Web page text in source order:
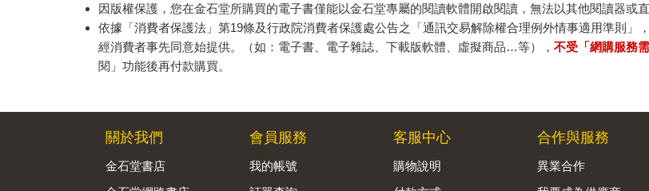
因版權保護，您在金石堂所購買的電子書僅能以金石堂專屬的閱讀軟體開啟閱讀，無法以其他閱讀器或直
依據「消費者保護法」第19條及行政院消費者保護處公告之「通訊交易解除權合理例外情事適用準則」
經消費者事先同意始提供。（如：電子書、電子雜誌、下載版軟體、虛擬商品…等）， 不受「網購服務
閱」功能後再付款購買。
關於我們
金石堂書店
會員服務
我的帳號
客服中心
購物說明
合作與服務
異業合作